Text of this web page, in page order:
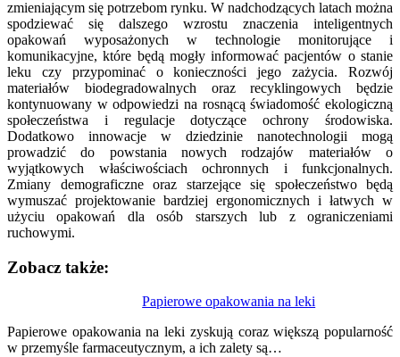
zmieniającym się potrzebom rynku. W nadchodzących latach można
spodziewać się dalszego wzrostu znaczenia inteligentnych
opakowań wyposażonych w technologie monitorujące i
komunikacyjne, które będą mogły informować pacjentów o stanie
leku czy przypominać o konieczności jego zażycia. Rozwój
materiałów biodegradowalnych oraz recyklingowych będzie
kontynuowany w odpowiedzi na rosnącą świadomość ekologiczną
społeczeństwa i regulacje dotyczące ochrony środowiska.
Dodatkowo innowacje w dziedzinie nanotechnologii mogą
prowadzić do powstania nowych rodzajów materiałów o
wyjątkowych właściwościach ochronnych i funkcjonalnych.
Zmiany demograficzne oraz starzejące się społeczeństwo będą
wymuszać projektowanie bardziej ergonomicznych i łatwych w
użyciu opakowań dla osób starszych lub z ograniczeniami
ruchowymi.
Zobacz także:
Papierowe opakowania na leki
Papierowe opakowania na leki zyskują coraz większą popularność
w przemyśle farmaceutycznym, a ich zalety są…
wpisu